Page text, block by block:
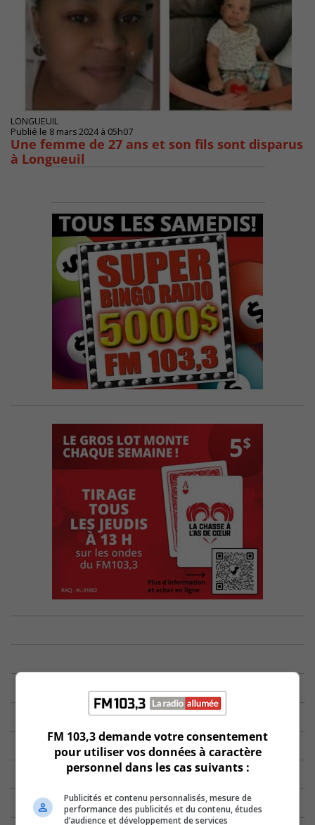
LONGUEUIL
Publié le 8 mars 2024 à 05h07
Une femme de 27 ans et son fils sont disparus
à Longueuil
FM 103,3 demande votre consentement
pour utiliser vos données à caractère
personnel dans les cas suivants :
Publicités et contenu personnalisés, mesure de
performance des publicités et du contenu, études
d’audience et développement de services